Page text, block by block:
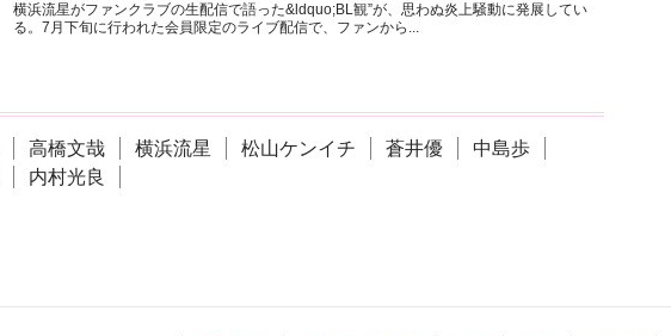
横浜流星がファンクラブの生配信で語った&ldquo;BL観”が、思わぬ炎上騒動に発展してい
る。7月下旬に行われた会員限定のライブ配信で、ファンから...
高橋文哉 横浜流星 松山ケンイチ 蒼井優
中島歩
内村光良